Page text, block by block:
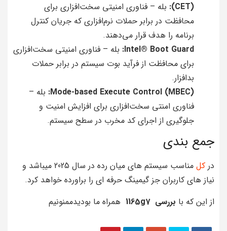
(CET): بله – فناوری امنیتی سخت‌افزاری برای
محافظت در برابر حملات نرم‌افزاری که جریان کنترل
برنامه را هدف قرار می‌دهند.
Intel® Boot Guard: بله – فناوری امنیتی سخت‌افزاری
برای محافظت از فرآید بوت سیستم در برابر حملات
بدافزار.
Mode-based Execute Control (MBEC): بله –
فناوری امنتی سخت‌افزاری برای افزایش امنیت و
جلوگیری از اجرای کد مخرب در سطح سیستم.
جمع بندی
در کل
مناسب سیستم های میان رده در سال 2025 میباشد و
نیاز های کاربران جز گیمینگ حرفه ای را براورده خواهد کرد.
از این که با بررسی 1165g7 همراه ما بودیدممنونیم